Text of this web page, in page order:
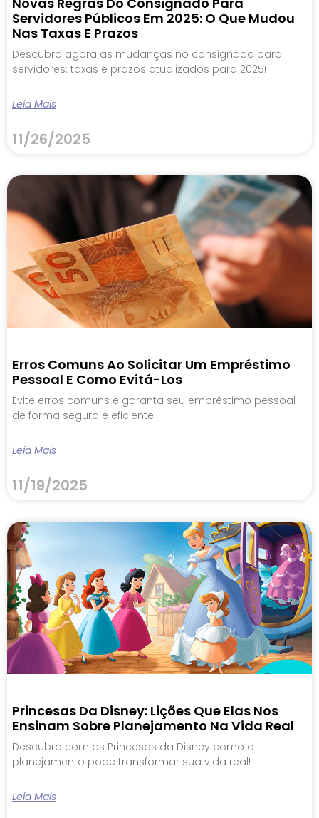
Servidores Públicos Em 2025: O Que Mudou
Nas Taxas E Prazos
Descubra agora as mudanças no consignado para
servidores: taxas e prazos atualizados para 2025!
Leia Mais
11/26/2025
Erros Comuns Ao Solicitar Um Empréstimo
Pessoal E Como Evitá-Los
Evite erros comuns e garanta seu empréstimo pessoal
de forma segura e eficiente!
Leia Mais
11/19/2025
Princesas Da Disney: Lições Que Elas Nos
Ensinam Sobre Planejamento Na Vida Real
Descubra com as Princesas da Disney como o
planejamento pode transformar sua vida real!
Leia Mais